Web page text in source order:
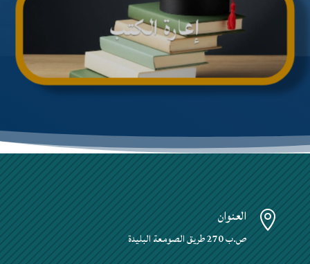
إعارة الكتب
 العنوان
ص.ب 270 طريق الصومعة البليدة